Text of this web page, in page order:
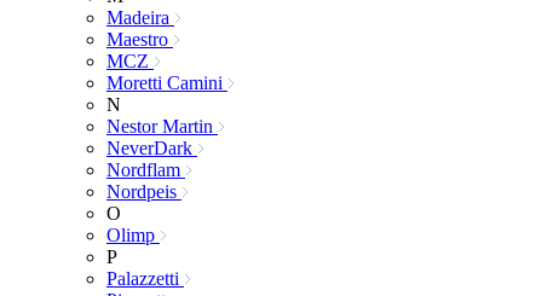
Madeira
Maestro
MCZ
Moretti Camini
N
Nestor Martin
NeverDark
Nordflam
Nordpeis
O
Olimp
P
Palazzetti